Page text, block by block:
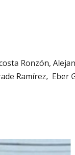
Ronzón,
Ramírez, Eber